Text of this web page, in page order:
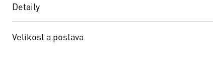
Detaily
Velikost a postava